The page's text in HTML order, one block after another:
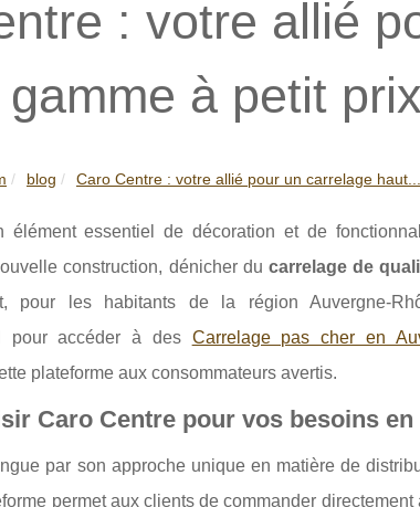
: votre allié
à petit
blog Caro Centre : votre allié pour un carrelage haut...
élément essentiel de décoration et de
construction, dénicher du carrelage de
pour les habitants de la région Auvergne-
pour accéder à des Carrelage pas cher en
plateforme aux consommateurs avertis.
Caro Centre pour vos besoins en
par son approche unique en matière de
permet aux clients de commander